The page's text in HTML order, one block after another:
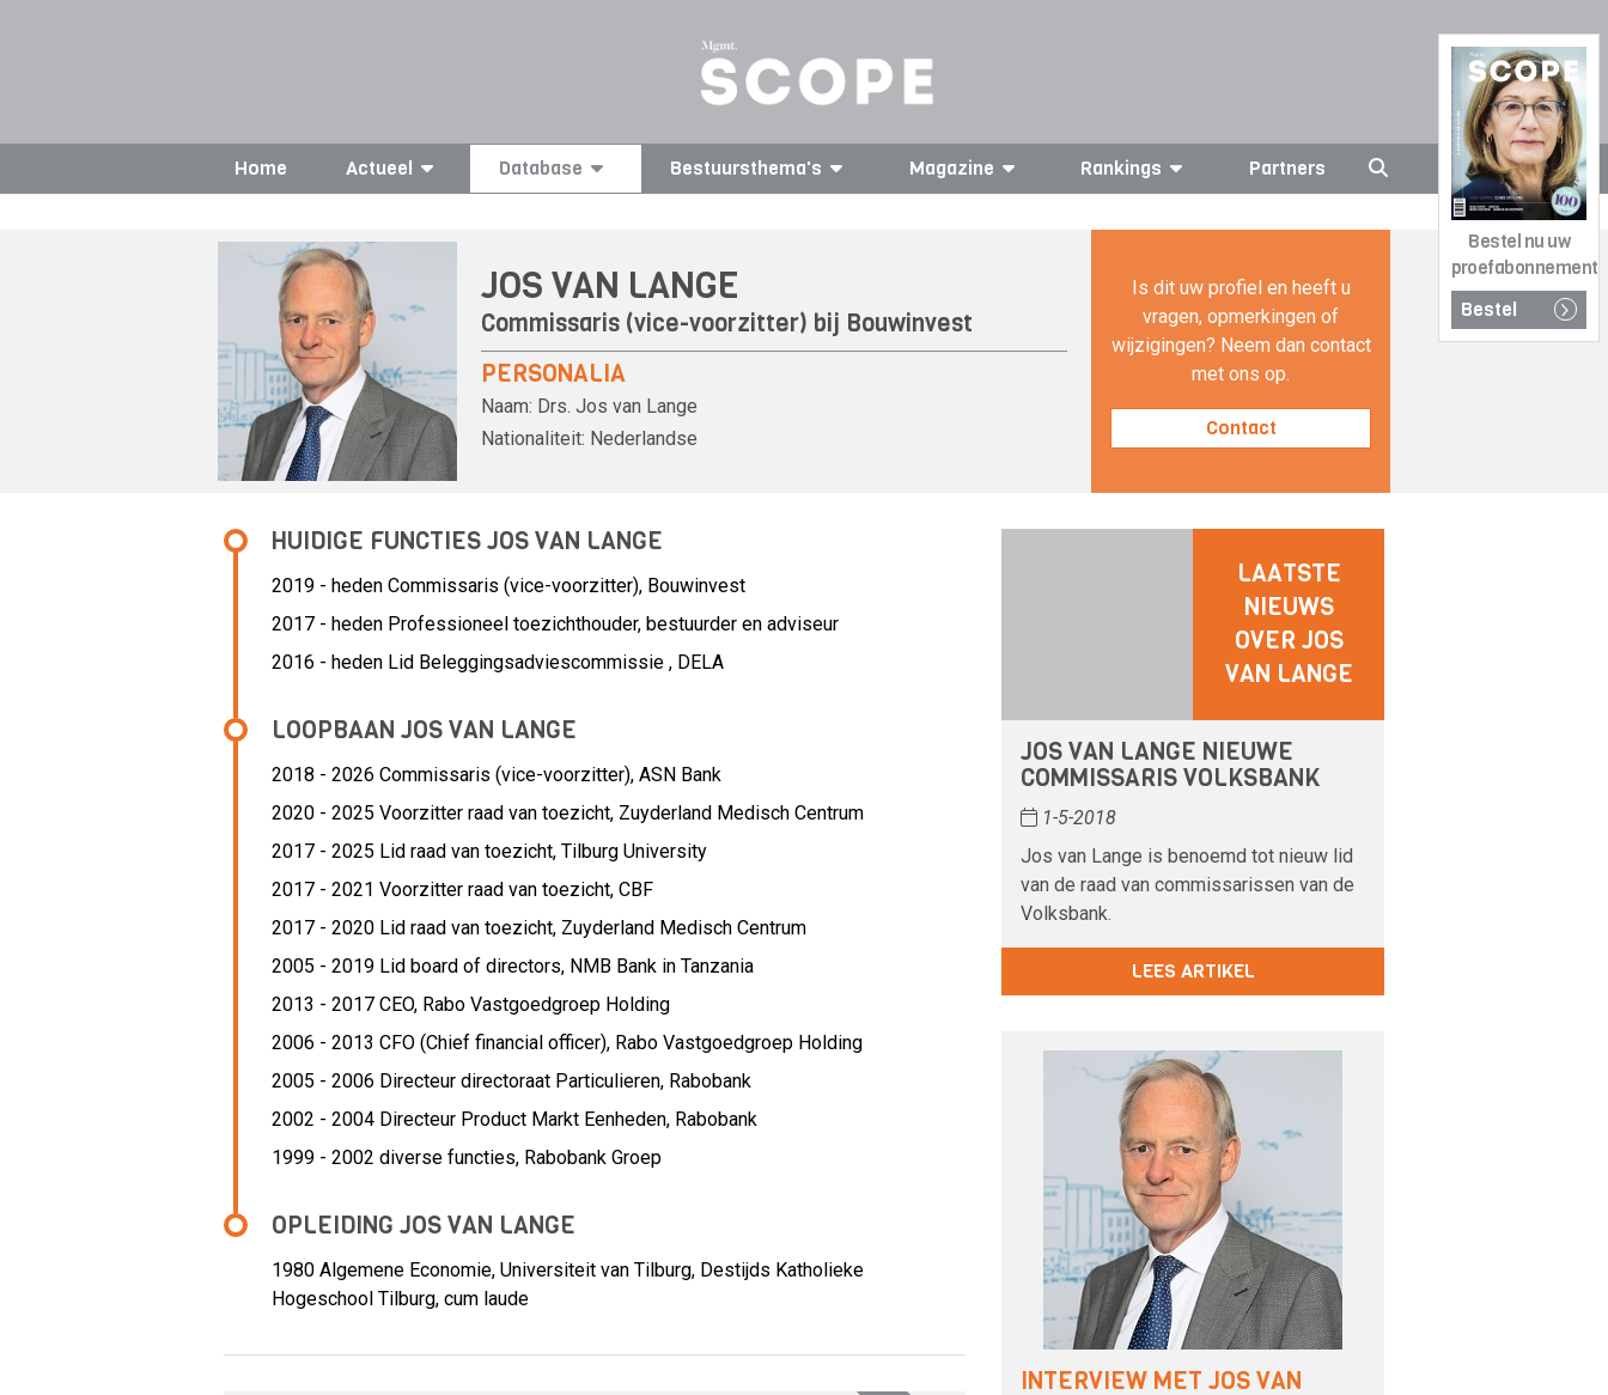
Bestel nu uw
proefabonnement
Bestel
Home Actueel Database Bestuursthema's Magazine Rankings Partners
JOS VAN LANGE
Commissaris (vice-voorzitter) bij Bouwinvest
PERSONALIA
Naam: Drs. Jos van Lange
Nationaliteit: Nederlandse
Is dit uw profiel en heeft u
vragen, opmerkingen of
wijzigingen? Neem dan contact
met ons op.
Contact
HUIDIGE FUNCTIES JOS VAN LANGE
2019 - heden Commissaris (vice-voorzitter), Bouwinvest
2017 - heden Professioneel toezichthouder, bestuurder en adviseur
2016 - heden Lid Beleggingsadviescommissie , DELA
LOOPBAAN JOS VAN LANGE
2018 - 2026 Commissaris (vice-voorzitter), ASN Bank
2020 - 2025 Voorzitter raad van toezicht, Zuyderland Medisch Centrum
2017 - 2025 Lid raad van toezicht, Tilburg University
2017 - 2021 Voorzitter raad van toezicht, CBF
2017 - 2020 Lid raad van toezicht, Zuyderland Medisch Centrum
2005 - 2019 Lid board of directors, NMB Bank in Tanzania
2013 - 2017 CEO, Rabo Vastgoedgroep Holding
2006 - 2013 CFO (Chief financial officer), Rabo Vastgoedgroep Holding
2005 - 2006 Directeur directoraat Particulieren, Rabobank
2002 - 2004 Directeur Product Markt Eenheden, Rabobank
1999 - 2002 diverse functies, Rabobank Groep
OPLEIDING JOS VAN LANGE
1980 Algemene Economie, Universiteit van Tilburg, Destijds Katholieke
Hogeschool Tilburg, cum laude
LAATSTE
NIEUWS
OVER JOS
VAN LANGE
JOS VAN LANGE NIEUWE
COMMISSARIS VOLKSBANK
1-5-2018
Jos van Lange is benoemd tot nieuw lid
van de raad van commissarissen van de
Volksbank.
LEES ARTIKEL
INTERVIEW MET JOS VAN